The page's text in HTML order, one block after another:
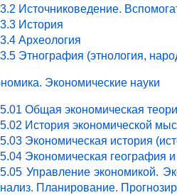
Источниковедение.
История
Археология
Этнография (этнология,
Экономические науки
Общая экономическая
История экономической
Экономическая история
Экономическая география
Управление экономикой.
Планирование.